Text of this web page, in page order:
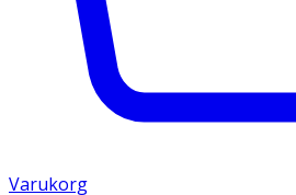
Varukorg